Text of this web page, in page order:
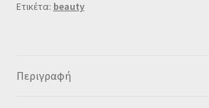
Ετικέτα: beauty
Περιγραφή